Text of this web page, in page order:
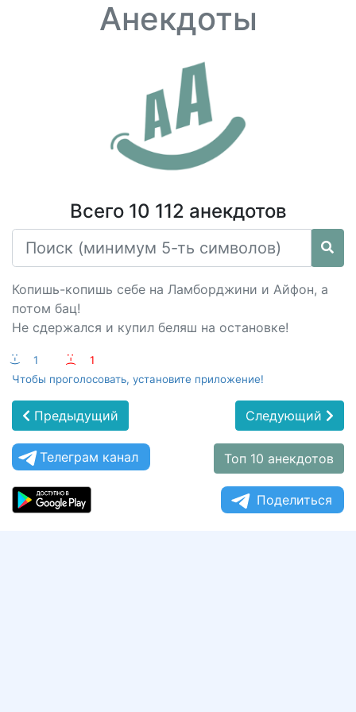
Анекдоты
Всего 10 112 анекдотов
Копишь-копишь себе на Ламборджини и Айфон, а
потом бац!
Не сдержался и купил беляш на остановке!
:-) 1 :-(
1
Чтобы проголосовать, установите приложение!
Предыдущий Следующий
Телеграм канал Топ 10 анекдотов
Поделиться